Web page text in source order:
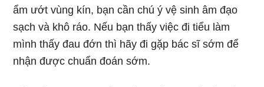
ẩm ướt vùng kín, bạn cần chú ý vệ sinh âm đạo
sạch và khô ráo. Nếu bạn thấy việc đi tiểu làm
mình thấy đau đớn thì hãy đi gặp bác sĩ sớm để
nhận được chuẩn đoán sớm.